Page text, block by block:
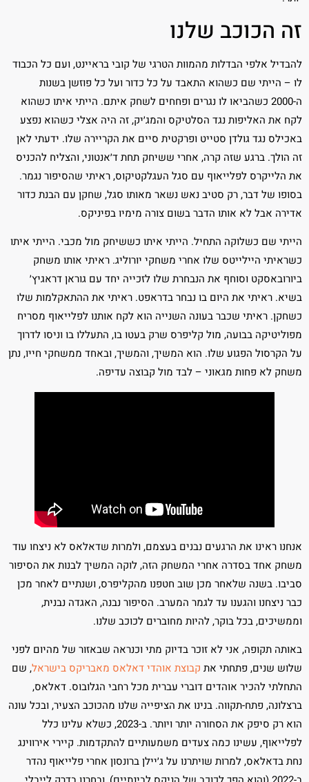
זה הכוכב שלנו
להבדיל אלפי הבדלות מהמוות הטרגי של קובי בראיינט, ועם כל הכבוד
לו – הייתי שם כשהוא התאבד על כל כדור ועל כל פוזשן בשנות
ה-2000 כשהביאו לו נגרים ופחחים לשחק איתם. הייתי איתו כשהוא
לקח את האליפות נגד הסלטיקס והמג׳יק, זה היה אצלי כשהוא נפצע
באכילס נגד גולדן סטייט ופרקטית סיים את הקריירה שלו. ידעתי לאן
זה הולך. ברגע שזה קרה, אחרי ששיחק תחת ד׳אנטוני, והצליח להכניס
את הלייקרס לפלייאוף עם סגל העגלקטיקוס, ראיתי שהסיפור נגמר.
בסופו של דבר, רק סטיב נאש נשאר מאותו סגל, שחקן עם הבנת כדור
אדירה אבל לא אותו הדבר בשום צורה מימיו בפיניקס.
הייתי שם כשלוקה התחיל. הייתי איתו כששיחק מול מכבי. הייתי איתו
כשראיתי היילייטס שלו אחרי משחקי יורוליג. ראיתי אותו משחק
ביורובאסקט וסוחף את הנבחרת שלו לזכייה יחד עם גוראן דראגיץ׳
בשיא. ראיתי את היום בו נבחר בדראפט. ראיתי את ההתאקלמות שלו
כשחקן. ראיתי שכבר בעונה השנייה הוא לקח אותנו לפלייאוף מסריח
מפוליטיקה בבועה, מול קליפרס שרק בעטו בו, התעללו בו וניסו לדרוך
על הקרסול הפגוע שלו. הוא המשיך, והמשיך, ובאחד ממשחקי חייו, נתן
משחק לא פחות מגאוני – לבד מול קבוצה עדיפה.
אנחנו ראינו את הרגעים נבנים בעצמם, ולמרות שדאלאס לא ניצחו עוד
משחק אחד בסדרה אחרי המשחק הזה, לוקה המשיך לבנות את הסיפור
סביבו. בשנה שלאחר מכן שוב חטפנו מהקליפרס, ושנתיים לאחר מכן
כבר ניצחנו והגענו עד לגמר המערב. הסיפור נבנה, האגדה נבנית,
וממשיכים, בכל בוקר, להיות מחוברים לכוכב שלנו.
באותה תקופה, אני לא זוכר בדיוק מתי וכנראה שבאזור של מהיום לפני
שלוש שנים, פתחתי את קבוצת אוהדי דאלאס מאבריקס בישראל, שם
התחלתי להכיר אוהדים דוברי עברית מכל רחבי הגלובוס. דאלאס,
ברצלונה, פתח-תקווה. בנינו את הציפייה שלנו מהכוכב הצעיר, ובכל עונה
הוא רק סיפק את הסחורה יותר ויותר. ב-2023, כשלא עלינו כלל
לפלייאוף, עשינו כמה צעדים משמעותיים להתקדמות. קיירי אירווינג
נחת בדאלאס, למרות שויתרנו על ג׳יילן ברונסון אחרי פלייאוף נהדר